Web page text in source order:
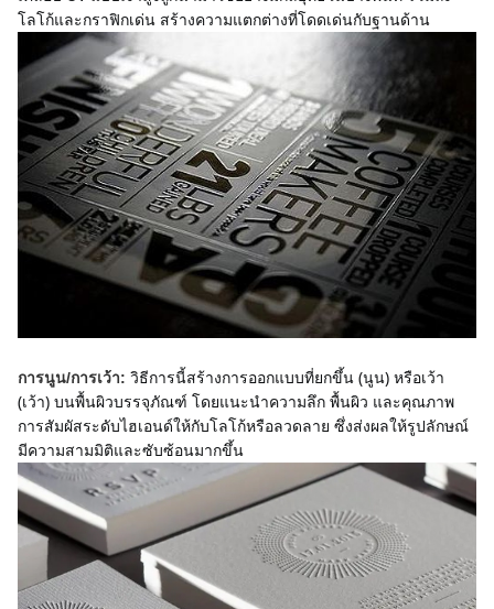
โลโก้และกราฟิกเด่น สร้างความแตกต่างที่โดดเด่นกับฐานด้าน
การนูน/การเว้า: วิธีการนี้สร้างการออกแบบที่ยกขึ้น (นูน) หรือเว้า
(เว้า) บนพื้นผิวบรรจุภัณฑ์ โดยแนะนำความลึก พื้นผิว และคุณภาพ
การสัมผัสระดับไฮเอนด์ให้กับโลโก้หรือลวดลาย ซึ่งส่งผลให้รูปลักษณ์
มีความสามมิติและซับซ้อนมากขึ้น